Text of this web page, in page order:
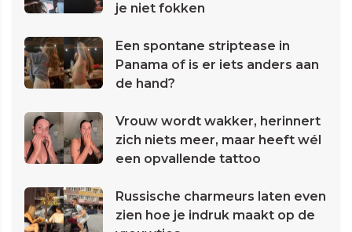
je niet fokken
Een spontane striptease in
Panama of is er iets anders aan
de hand?
Vrouw wordt wakker, herinnert
zich niets meer, maar heeft wél
een opvallende tattoo
Russische charmeurs laten even
zien hoe je indruk maakt op de